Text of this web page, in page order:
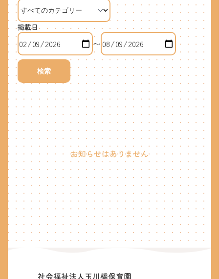
掲載日
〜
検索
お知らせはありません
社会福祉法人玉川橋保育園